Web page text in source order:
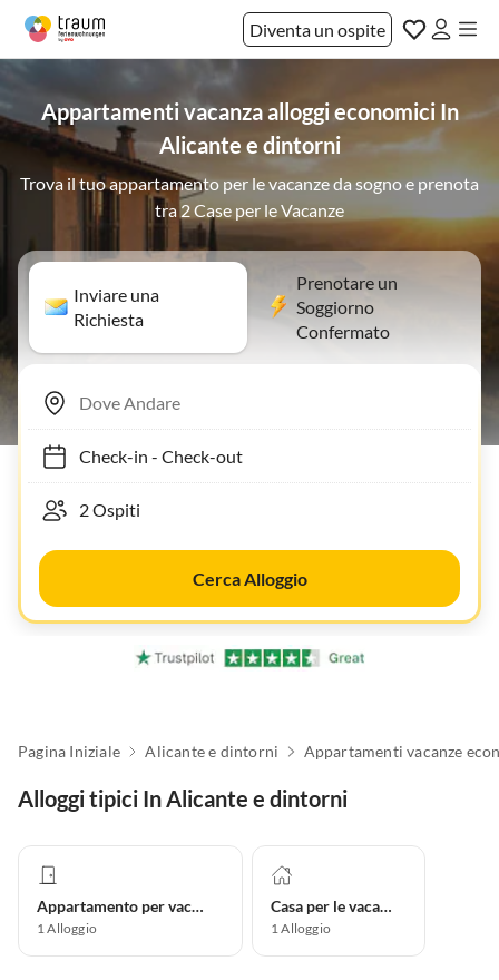
Diventa un ospite
Appartamenti vacanza alloggi economici In
Alicante e dintorni
Trova il tuo appartamento per le vacanze da sogno e prenota
tra 2 Case per le Vacanze
Inviare una
Richiesta
Prenotare un
Soggiorno
Confermato
Check-in- Check-out
Cerca Alloggio
Pagina Iniziale Alicante e dintorni
Alloggi tipici In Alicante e dintorni
Appartamento per vacanze
1Alloggio
Casa per le vacanze
1Alloggio